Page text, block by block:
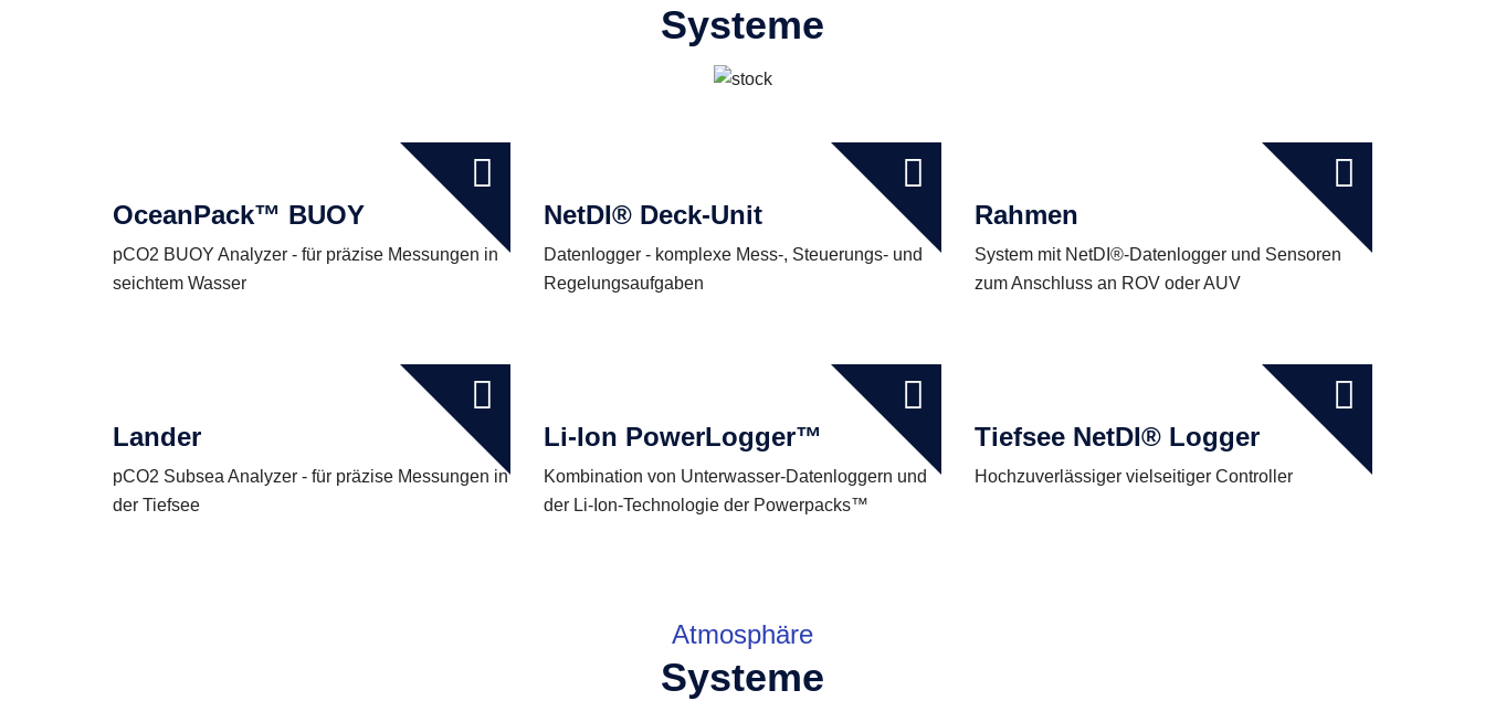
Systeme
OceanPack™ BUOY
pCO2 BUOY Analyzer - für präzise Messungen in
seichtem Wasser
NetDI® Deck-Unit
Datenlogger - komplexe Mess-, Steuerungs- und
Regelungsaufgaben
Rahmen
System mit NetDI®-Datenlogger und Sensoren
zum Anschluss an ROV oder AUV
Lander
pCO2 Subsea Analyzer - für präzise Messungen in
der Tiefsee
Li-Ion PowerLogger™
Kombination von Unterwasser-Datenloggern und
der Li-Ion-Technologie der Powerpacks™
Tiefsee NetDI® Logger
Hochzuverlässiger vielseitiger Controller
Atmosphäre
Systeme